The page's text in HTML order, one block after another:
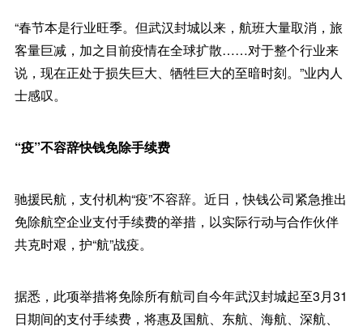
“春节本是行业旺季。但武汉封城以来，航班大量取消，旅
客量巨减，加之目前疫情在全球扩散……对于整个行业来
说，现在正处于损失巨大、牺牲巨大的至暗时刻。”业内人
士感叹。
“疫”不容辞快钱免除手续费
驰援民航，支付机构“疫”不容辞。近日，快钱公司紧急推出
免除航空企业支付手续费的举措，以实际行动与合作伙伴
共克时艰，护“航”战疫。
据悉，此项举措将免除所有航司自今年武汉封城起至3月31
日期间的支付手续费，将惠及国航、东航、海航、深航、